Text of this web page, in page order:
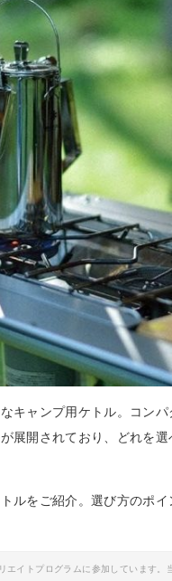
キャンプ用ケトル。コン
展開されており、どれを
ルをご紹介。選び方のポ
イトプログラムに参加しています。